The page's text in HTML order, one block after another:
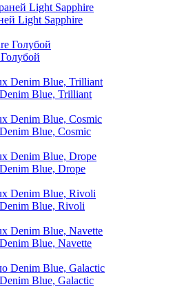
Light Sapphire
Blue, Trilliant
Blue, Cosmic
Blue, Drope
Blue, Rivoli
Blue, Navette
Blue, Galactic